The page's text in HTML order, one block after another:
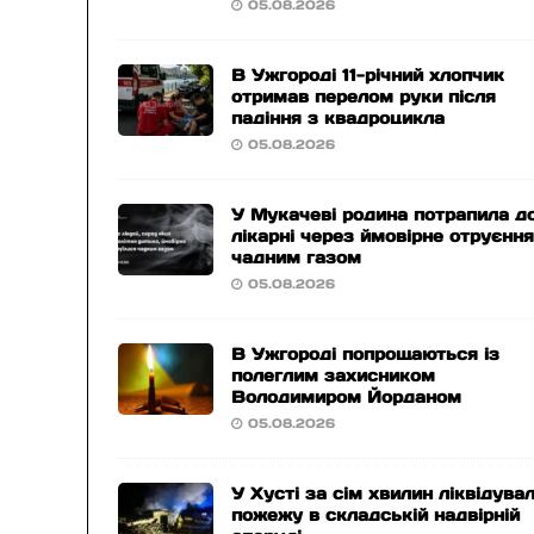
05.08.2026
В Ужгороді 11-річний хлопчик
отримав перелом руки після
падіння з квадроцикла
05.08.2026
У Мукачеві родина потрапила
лікарні через ймовірне отруєння
чадним газом
05.08.2026
В Ужгороді попрощаються із
полеглим захисником
Володимиром Йорданом
05.08.2026
У Хусті за сім хвилин
пожежу в складській надвірній